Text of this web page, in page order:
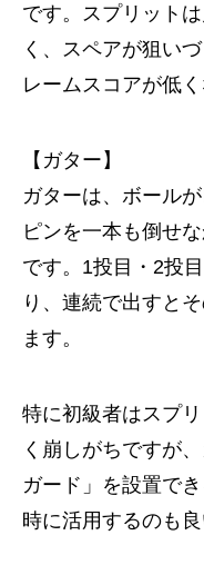
です。スプリット
く、スペアが狙い
レームスコアが低く
【ガター】
ガターは、ボール
ピンを一本も倒せ
です。1投目・2投
り、連続で出すと
ます。
特に初級者はスプ
く崩しがちですが
ガード」を設置で
時に活用するのも良